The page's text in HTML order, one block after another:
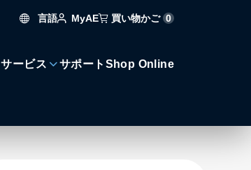
言語 MyAE 買い物かご 0
サービス サポート Shop Online